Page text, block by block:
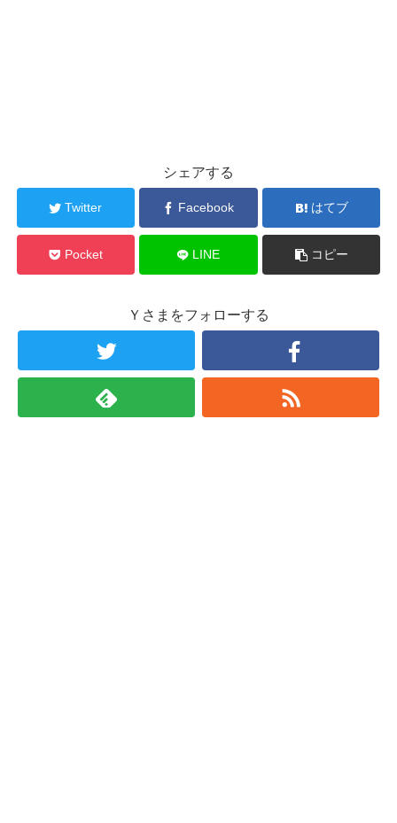
シェアする
Twitter Facebook はてブ
Pocket LINE コピー
Ｙさまをフォローする